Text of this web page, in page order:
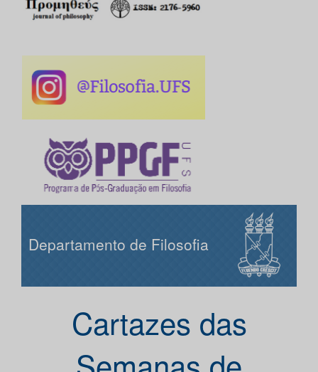
Departamento de Filosofia
Cartazes das